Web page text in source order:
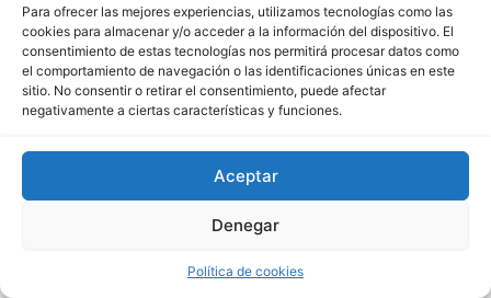
Para ofrecer las mejores experiencias, utilizamos tecnologías como las
cookies para almacenar y/o acceder a la información del dispositivo. El
consentimiento de estas tecnologías nos permitirá procesar datos como
el comportamiento de navegación o las identificaciones únicas en este
sitio. No consentir o retirar el consentimiento, puede afectar
negativamente a ciertas características y funciones.
Aceptar
Denegar
Política de cookies
Todos los derechos © 2026 San Miguel De Los Bancos |